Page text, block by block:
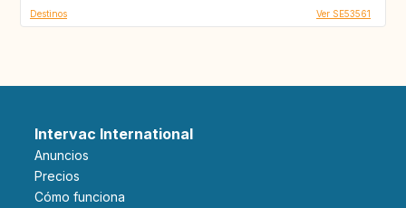
Destinos Ver SE53561
Intervac International
Anuncios
Precios
Cómo funciona